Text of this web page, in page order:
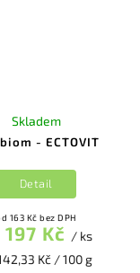
- ECTOVIT
Skladem
163 Kč bez DPH
197 Kč / ks
Kč / 100 g
Detail